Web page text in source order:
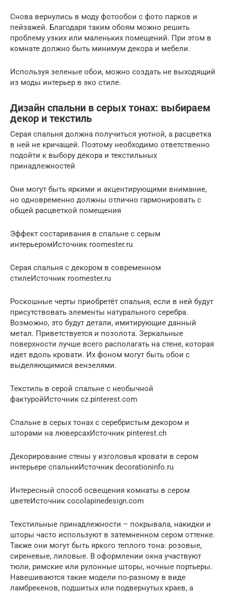
Снова вернулись в моду фотообои с фото парков и
пейзажей. Благодаря таким обоям можно решить
проблему узких или маленьких помещений. При этом в
комнате должно быть минимум декора и мебели.
Используя зеленые обои, можно создать не выходящий
из моды интерьер в эко стиле.
Дизайн спальни в серых тонах: выбираем
декор и текстиль
Серая спальня должна получиться уютной, а расцветка
в ней не кричащей. Поэтому необходимо ответственно
подойти к выбору декора и текстильных
принадлежностей
Они могут быть яркими и акцентирующими внимание,
но одновременно должны отлично гармонировать с
общей расцветкой помещения
Эффект состаривания в спальне с серым
интерьеромИсточник roomester.ru
Серая спальня с декором в современном
стилеИсточник roomester.ru
Роскошные черты приобретёт спальня, если в ней будут
присутствовать элементы натурального серебра.
Возможно, это будут детали, имитирующие данный
метал. Приветствуется и позолота. Зеркальные
поверхности лучше всего располагать на стене, которая
идет вдоль кровати. Их фоном могут быть обои с
выделяющимися вензелями.
Текстиль в серой спальне с необычной
фактуройИсточник cz.pinterest.com
Спальне в серых тонах с серебристым декором и
шторами на люверсахИсточник pinterest.ch
Декорирование стены у изголовья кровати в сером
интерьере спальниИсточник decorationinfo.ru
Интересный способ освещения комнаты в сером
цветеИсточник cocolapinedesign.com
Текстильные принадлежности – покрывала, накидки и
шторы часто используют в затемненном сером оттенке.
Также они могут быть яркого теплого тона: розовые,
сиреневые, лиловые. В оформлении окна участвуют
тюли, римские или рулонные шторы, ночные портьеры.
Навешиваются такие модели по-разному в виде
ламбрекенов, подшитых или подвернутых краев, а